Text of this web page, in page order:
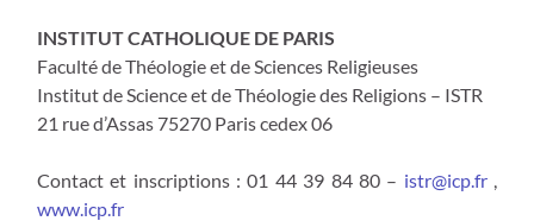
INSTITUT CATHOLIQUE DE PARIS
Faculté de Théologie et de Sciences Religieuses
Institut de Science et de Théologie des Religions – ISTR
21 rue d’Assas 75270 Paris cedex 06
Contact et inscriptions : 01 44 39 84 80 – istr@icp.fr
www.icp.fr